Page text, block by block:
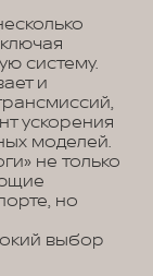
систему.
и
ускорения
моделей.
не только
но
выбор